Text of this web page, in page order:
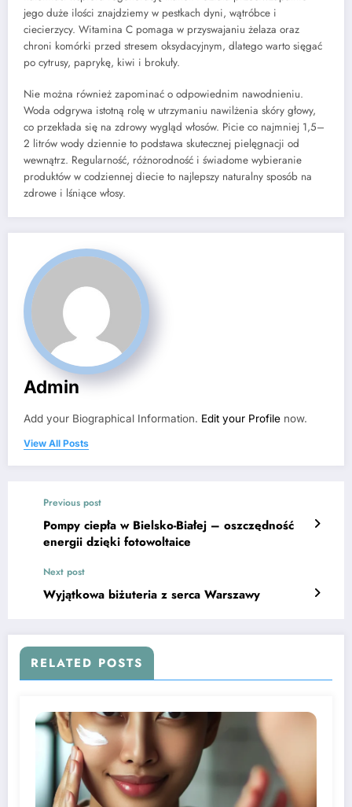
jego duże ilości znajdziemy w pestkach dyni, wątróbce i
ciecierzycy. Witamina C pomaga w przyswajaniu żelaza oraz
chroni komórki przed stresem oksydacyjnym, dlatego warto sięgać
po cytrusy, paprykę, kiwi i brokuły.
Nie można również zapominać o odpowiednim nawodnieniu.
Woda odgrywa istotną rolę w utrzymaniu nawilżenia skóry głowy,
co przekłada się na zdrowy wygląd włosów. Picie co najmniej 1,5–
2 litrów wody dziennie to podstawa skutecznej pielęgnacji od
wewnątrz. Regularność, różnorodność i świadome wybieranie
produktów w codziennej diecie to najlepszy naturalny sposób na
zdrowe i lśniące włosy.
Admin
Add your Biographical Information. Edit your Profile now.
View All Posts
Previous post
Pompy ciepła w Bielsko-Białej – oszczędność
energii dzięki fotowoltaice
Next post
Wyjątkowa biżuteria z serca Warszawy
RELATED POSTS